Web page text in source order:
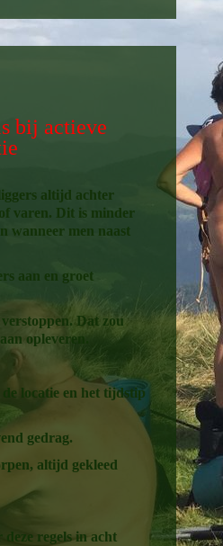
bij actieve
altijd achter
varen. Dit is minder
wanneer men naast
aan en groet
Dat zou
opleveren.
locatie en het tijdstip
gedrag.
altijd gekleed
regels in acht